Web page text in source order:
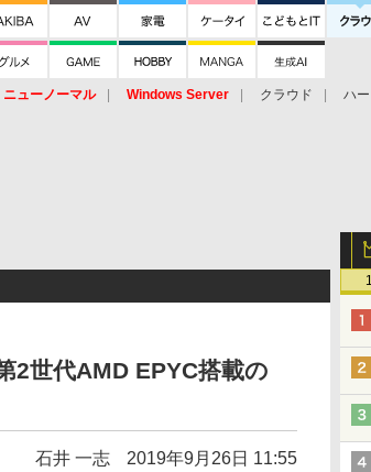
ニューノーマル Windows Server クラウド ハ
2世代AMD EPYC搭載の
石井 一志 2019年9月26日 11:55